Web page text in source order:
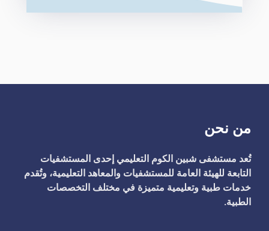
من نحن
تُعد مستشفى شبين الكوم التعليمي إحدى المستشفيات
التابعة للهيئة العامة للمستشفيات والمعاهد التعليمية، وتُقدم
خدمات طبية وتعليمية متميزة في مختلف التخصصات
الطبية.